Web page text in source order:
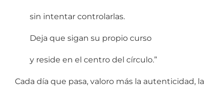
sin intentar controlarlas.
Deja que sigan su propio curso
y reside en el centro del círculo.”
Cada día que pasa, valoro más la autenticidad, la